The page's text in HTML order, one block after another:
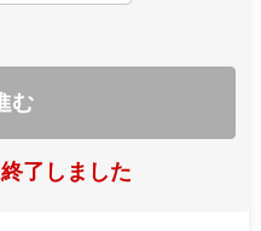
む
了しました